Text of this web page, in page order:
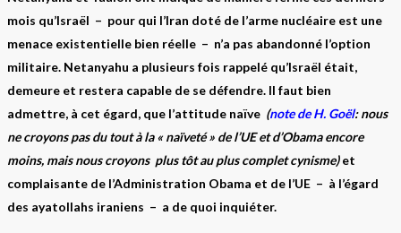
mois qu’Israël – pour qui l’Iran doté de l’arme nucléaire est une
menace existentielle bien réelle – n’a pas abandonné l’option
militaire. Netanyahu a plusieurs fois rappelé qu’Israël était,
demeure et restera capable de se défendre. Il faut bien
admettre, à cet égard, que l’attitude naïve (note de H. Goël: nous
ne croyons pas du tout à la « naïveté » de l’UE et d’Obama encore
moins, mais nous croyons plus tôt au plus complet cynisme)et
complaisante de l’Administration Obama et de l’UE – à l’égard
des ayatollahs iraniens – a de quoi inquiéter.